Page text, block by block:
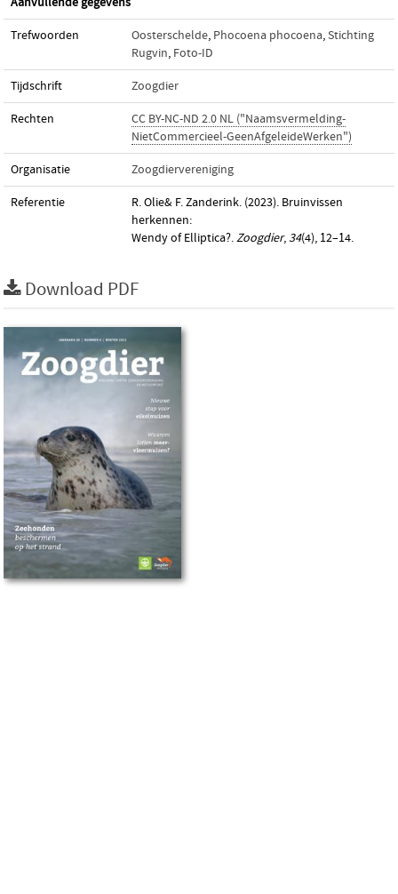
Trefwoorden Oosterschelde, Phocoena phocoena,Stichting
Rugvin, Foto-ID
Tijdschrift Zoogdier
Rechten
CC BY-NC-ND 2.0 NL ("Naamsvermelding-
NietCommercieel-GeenAfgeleideWerken")
Organisatie Zoogdiervereniging
Referentie
R. Olie& F. Zanderink. (2023). Bruinvissen
herkennen:
Wendy of Elliptica?.Zoogdier, 34(4), 12–14.
Download PDF